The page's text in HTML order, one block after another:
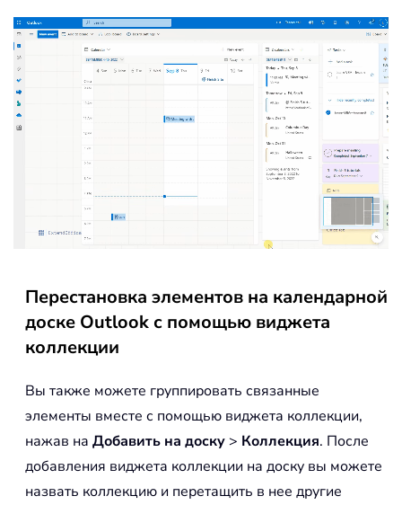
Перестановка элементов на календарной
доске Outlook с помощью виджета
коллекции
Вы также можете группировать связанные
элементы вместе с помощью виджета коллекции,
нажав на Добавить на доску > Коллекция. После
добавления виджета коллекции на доску вы можете
назвать коллекцию и перетащить в нее другие